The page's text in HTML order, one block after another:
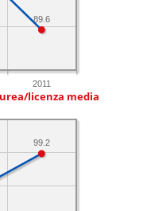
2011
89.6
licenza media
99.2